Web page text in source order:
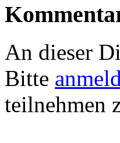
An dieser
Bitte
teilnehmen